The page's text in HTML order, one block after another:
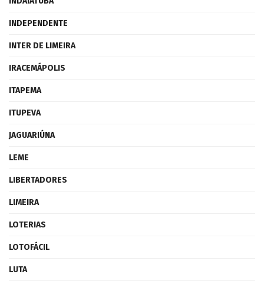
INDEPENDENTE
INTER DE LIMEIRA
IRACEMÁPOLIS
ITAPEMA
ITUPEVA
JAGUARIÚNA
LEME
LIBERTADORES
LIMEIRA
LOTERIAS
LOTOFÁCIL
LUTA